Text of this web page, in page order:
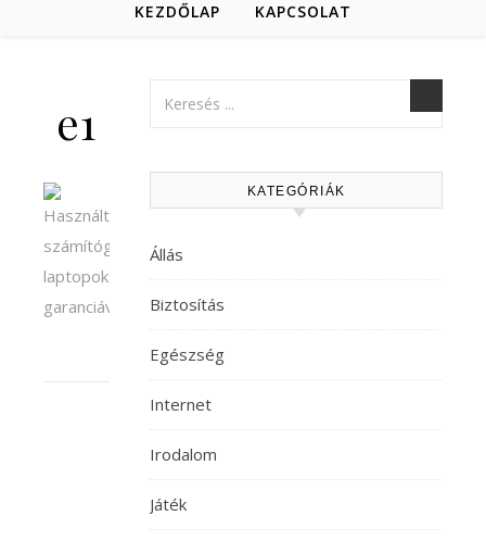
KEZDŐLAP KAPCSOLAT
e1
KATEGÓRIÁK
Állás
Biztosítás
Egészség
Internet
Irodalom
Játék